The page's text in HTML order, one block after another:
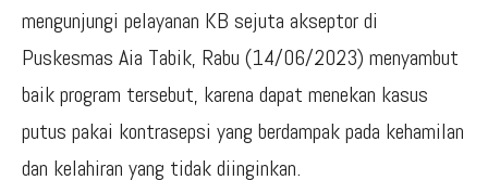
mengunjungi pelayanan KB sejuta akseptor di
Puskesmas Aia Tabik, Rabu (14/06/2023) menyambut
baik program tersebut, karena dapat menekan kasus
putus pakai kontrasepsi yang berdampak pada kehamilan
dan kelahiran yang tidak diinginkan.